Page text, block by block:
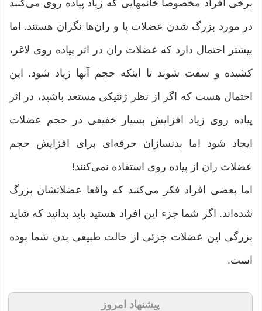
برخی افراد مخصوصا خانمهایی كه زیاد پیاده روی می‌كنند
در مورد بزرگ شدن عضلات پا و ران‌ها نگران هستند. اما
بیشتر احتمال دارد كه عضلات ران در اثر پیاده روی لاغر،
كشیده و سفت شوند تا اینكه حجم آنها زیاد شود. این
احتمال هست كه اگر از نظر ژنتیكی مستعد باشید، در اثر
پیاده روی زیاد افزایش بسیار خفیفی در حجم عضلات
ایجاد شود اما بدنسازان حرفه‌ای برای افزایش حجم
عضلات ران از پیاده روی استفاده نمی‌كنند!
اما بعضی افراد فكر می‌كنند كه واقعا عضلاتشان بزرگ
شده‌اند. اگر شما جزء این افراد هستید باید بدانید كه شاید
بزرگی این عضلات جزئی از حالت طبیعی بدن شما بوده
است.
پیشنهاد امروز